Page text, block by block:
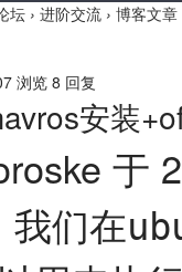
坛 › 进阶交流 › 博客文章
浏览 8 回复
安装
于
我们在